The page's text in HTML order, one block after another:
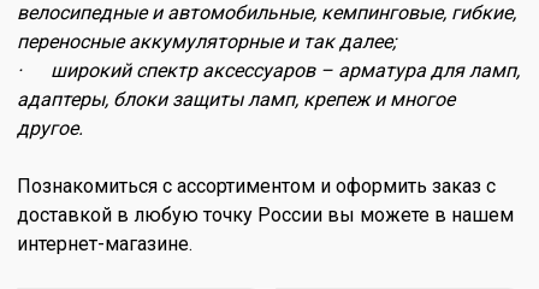
велосипедные и автомобильные, кемпинговые, гибкие,
переносные аккумуляторные и так далее;
· широкий спектр аксессуаров – арматура для ламп,
адаптеры, блоки защиты ламп, крепеж и многое
другое.
Познакомиться с ассортиментом и оформить заказ с
доставкой в любую точку России вы можете в нашем
интернет-магазине.